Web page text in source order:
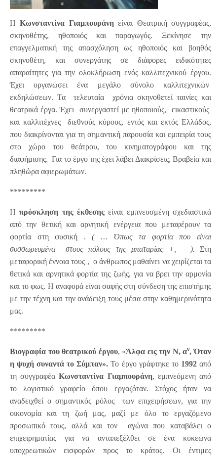
ΗΚωνσταντίνα Γιαμπουράνηείναι Θεατρική συγγραφέας,
σκηνοθέτης, ηθοποιός και παραγωγός. Ξεκίνησε την
επαγγελματική της απασχόληση ως ηθοποιός και βοηθός
σκηνοθέτη, και συνεργάτης σε διάφορες ειδικότητες
απαραίτητες για την ολοκλήρωση ενός καλλιτεχνικού έργου.
Έχει οργανώσει ένα μεγάλο σύνολο καλλιτεχνικών
εκδηλώσεων. Τα τελευταία χρόνια σκηνοθετεί ταινίες και
θεατρικά έργα. Έχει συνεργαστεί με ηθοποιούς, εικαστικούς
και καλλιτέχνες διεθνούς κύρους, εντός και εκτός Ελλάδος,
που διακρίνονται για τη σημαντική παρουσία και εμπειρία τους
στο χώρο του θεάτρου, του κινηματογράφου και της
διαφήμισης. Για το έργο της έχει λάβει Διακρίσεις, Βραβεία και
πληθώρα αφιερωμάτων.
*********
Ηπρόσκληση της έκθεσηςείναι εμπνευσμένη σχεδιαστικά
από την θετική και αρνητική ενέργεια που μεταφέρουν τα
φορτία στη φυσική .( … Όπως τα φορτία που είναι
συσσωρευμένα στους πόλους της μπαταρίας +, – ). Στη
μεταφορική έννοια τους , ο άνθρωπος μαθαίνει να χειρίζεται τα
θετικά και αρνητικά φορτία της ζωής, για να βρει την αρμονία
και το φως. Η αναφορά είναι σαφής στη σύνδεση της επιστήμης
με την τέχνη και την ανάδειξη τους μέσα στην καθημερινότητα
μας.
*********
Βιογραφία του θεατρικού έργου, «Άλφα εις την Ν,αν,Όταν
η ψυχή συναντά το Σύμπαν». Το έργο γράφτηκε το 1992από
τη συγγραφέαΚωνσταντίνα Γιαμπουράνη, εμπνεόμενη από
το λογιστικό γραφείο όπου εργαζόταν. Στόχος ήταν να
αναδειχθεί ο σημαντικός ρόλος των επιχειρήσεων, για την
οικονομία και τη ζωή μας, μαζί με όλο το εργαζόμενο
προσωπικό τους, αλλά και τον αγώνα που καταβάλει ο
επιχειρηματίας για να ανταπεξέλθει σε ένα κυκεώνα
υποχρεωτικών εισφορών προς το κράτος. Οι έντιμες